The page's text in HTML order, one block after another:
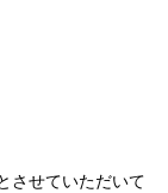
させていただいて